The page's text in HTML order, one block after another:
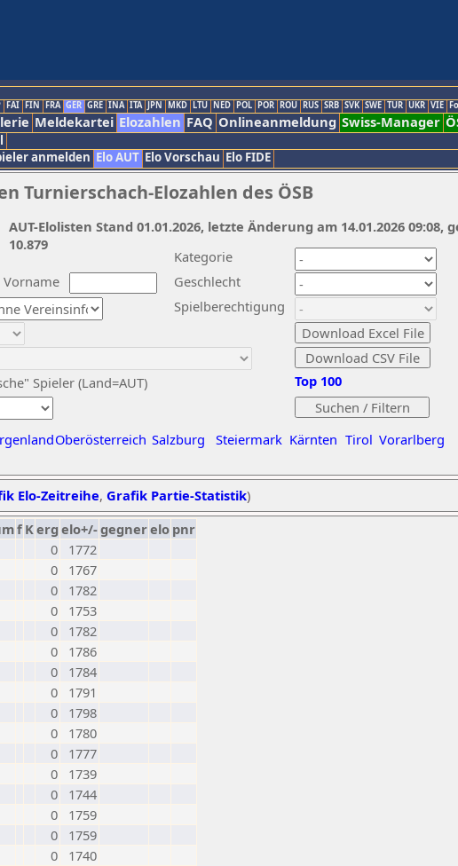
FAI FIN FRA GER GRE INA ITA JPN MKD LTU NED POL POR ROU RUS SRB SVK SWE TUR UKR VIE
Meldekartei Elozahlen FAQ Onlineanmeldung Swiss-Manager
anmelden Elo AUT Elo Vorschau Elo FIDE
Turnierschach-Elozahlen des ÖSB
Vorname
Kategorie
Geschlecht
Spieler (Land=AUT)
Spielberechtigung
Oberösterreich Salzburg Steiermark Kärnten Tirol Vorarlberg
Top 100
AUT-Elolisten Stand 01.01.2026, letzte Änderung am 14.01.2026
10.879
Elo-Zeitreihe, Grafik Partie-Statistik)
f Kerg elo+/-gegnerelo pnr
0
1772
0
1767
0
1782
0
1753
0
1782
0
1786
0
1784
0
1791
0
1798
0
1780
0
1777
0
1739
0
1744
0
1759
0
1759
0
1740